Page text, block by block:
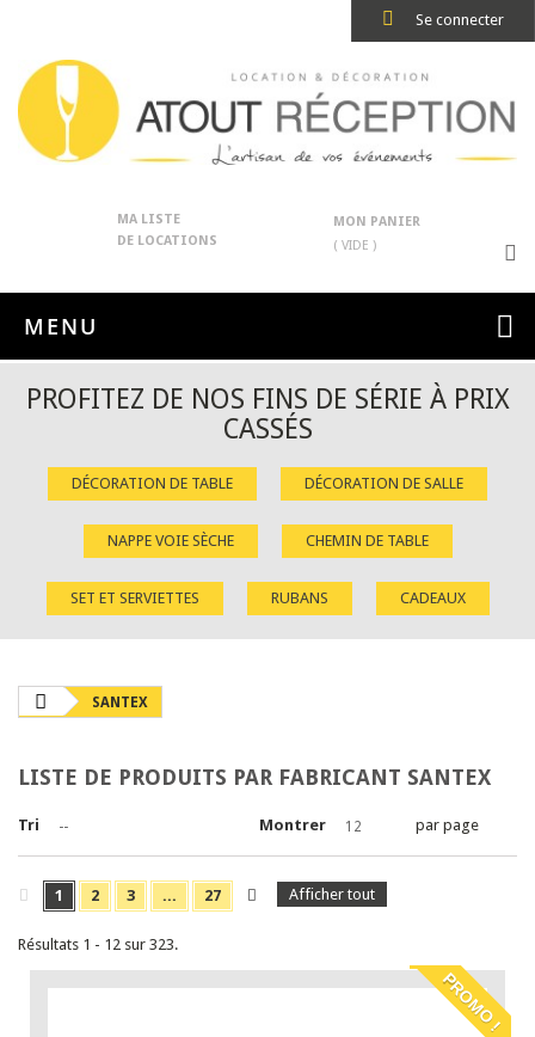
Se connecter
MA LISTE
DE LOCATIONS
MON PANIER
( VIDE )
MENU
PROFITEZ DE NOS FINS DE SÉRIE À PRIX
CASSÉS
DÉCORATION DE TABLE DÉCORATION DE SALLE
NAPPE VOIE SÈCHE CHEMIN DE TABLE
SET ET SERVIETTES RUBANS CADEAUX
SANTEX
LISTE DE PRODUITS PAR FABRICANT SANTEX
Tri -- Montrer 12 par page
Afficher tout
1 2 3 ... 27
Résultats 1 - 12 sur 323.
PROMO !